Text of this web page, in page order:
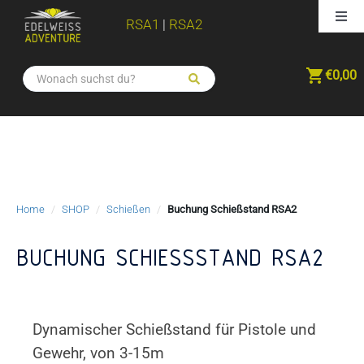
Inhalt
RSA1 | RSA2
LOGIN
Konto
KALENDER
AUSRÜSTUNG
€0,00
Home / SHOP / Schießen / Buchung Schießstand RSA2
BUCHUNG SCHIESSSTAND RSA2
Dynamischer Schießstand für Pistole und
Gewehr, von 3-15m